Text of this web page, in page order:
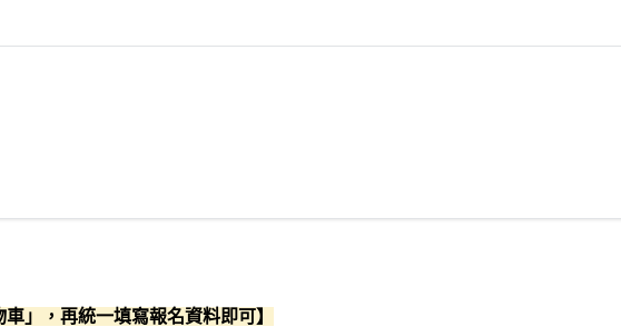
」，再統一填寫報名資料即可】